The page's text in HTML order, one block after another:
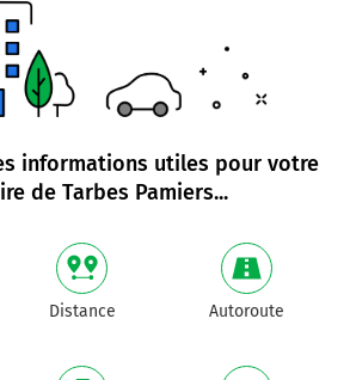
informations utiles pour votre
de Tarbes Pamiers...
Distance Autoroute